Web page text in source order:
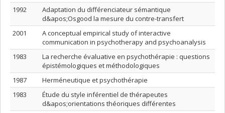
1992
Adaptation du différenciateur sémantique
d&apos;Osgood la mesure du contre-transfert
2001
A conceptual empirical study of interactive
communication in psychotherapy and psychoanalysis
1983
La recherche évaluative en psychothérapie : questions
épistémologiques et méthodologiques
1987
Herméneutique et psychothérapie
1983
Étude du style inférentiel de thérapeutes
d&apos;orientations théoriques différentes